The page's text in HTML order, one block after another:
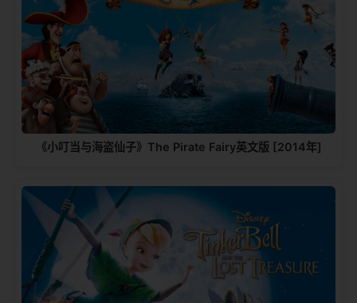
《小叮当与海盗仙子》The Pirate Fairy英文版 [2014年]